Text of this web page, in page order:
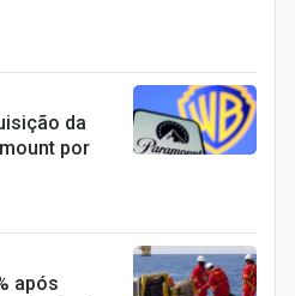
da
por
após